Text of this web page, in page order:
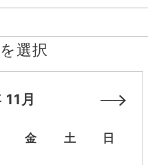
選択
月
金 土 日